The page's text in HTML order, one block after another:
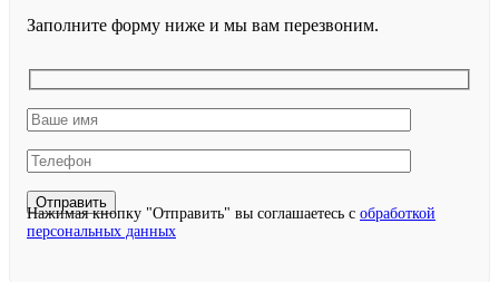
Заполните форму ниже и мы вам перезвоним.
Нажимая кнопку "Отправить" вы соглашаетесь с обработкой
персональных данных